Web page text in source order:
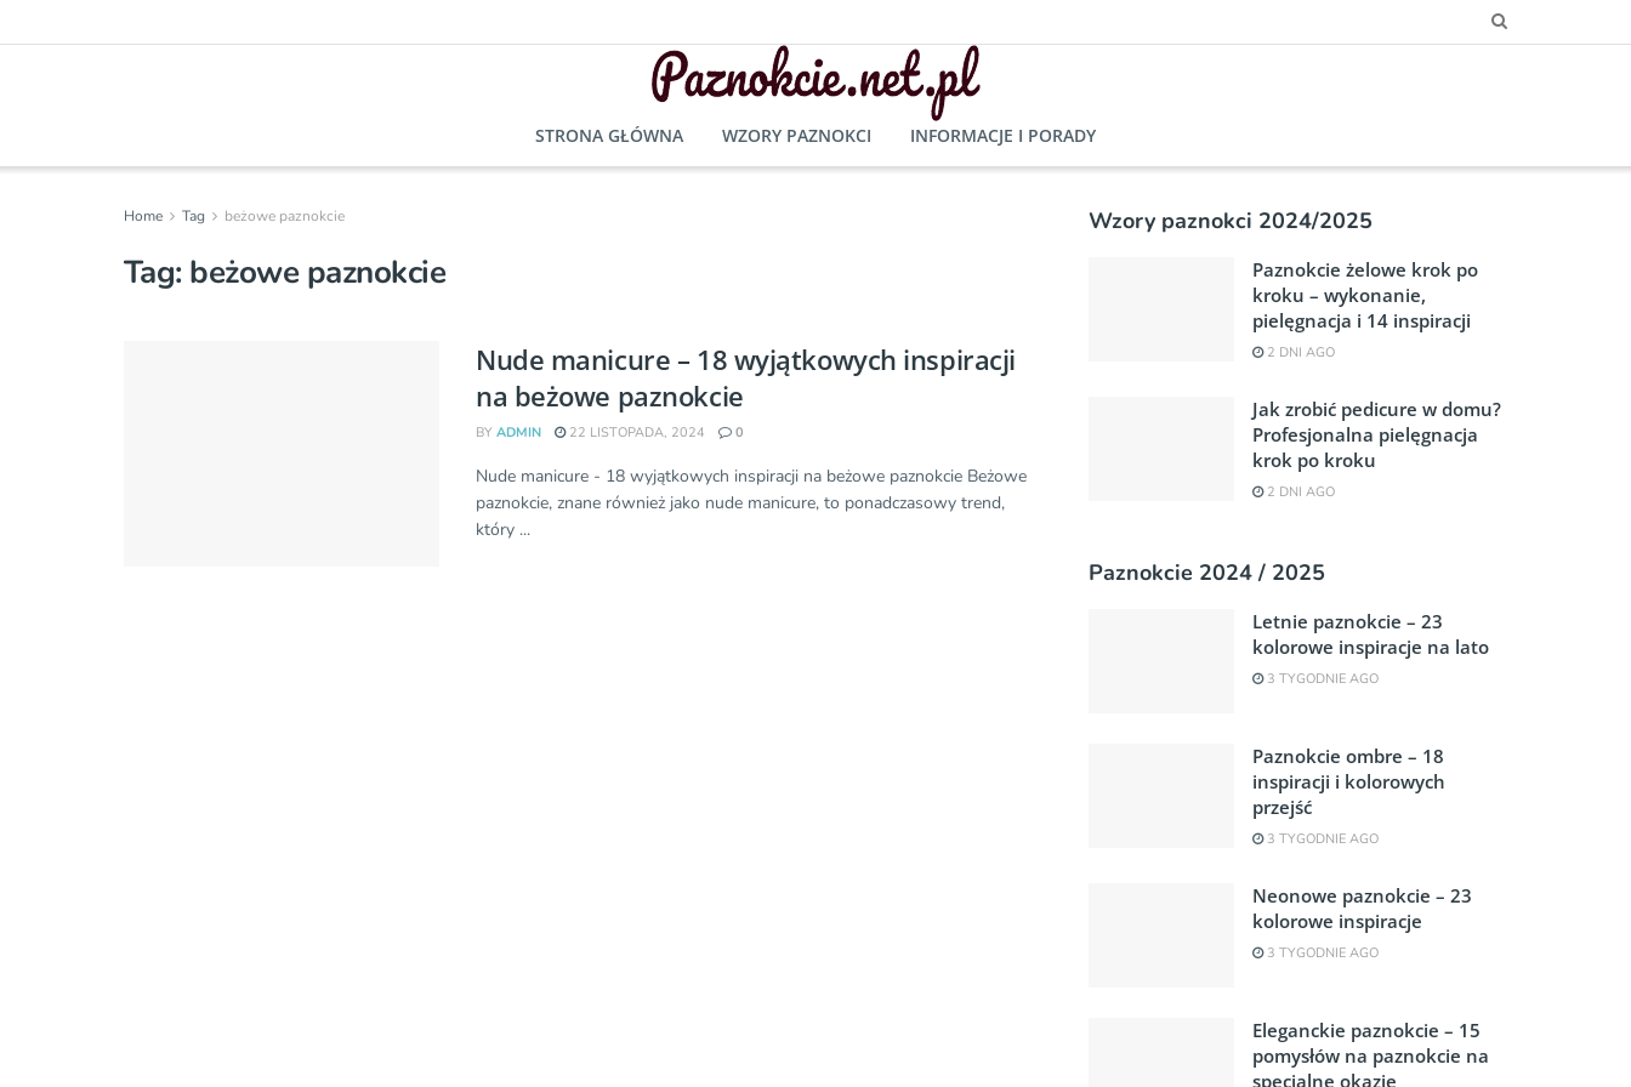
STRONA GŁÓWNA WZORY PAZNOKCI INFORMACJE I PORADY
Home Tag beżowe paznokcie
Tag: beżowe paznokcie
Nude manicure – 18 wyjątkowych inspiracji
na beżowe paznokcie
BY ADMIN 22 LISTOPADA, 2024 0
Nude manicure - 18 wyjątkowych inspiracji na beżowe paznokcie Beżowe
paznokcie, znane również jako nude manicure, to ponadczasowy trend,
który ...
Wzory paznokci 2024/2025
Paznokcie żelowe krok po
kroku – wykonanie,
pielęgnacja i 14 inspiracji
2 DNI AGO
Jak zrobić pedicure w domu?
Profesjonalna pielęgnacja
krok po kroku
2 DNI AGO
Paznokcie 2024 / 2025
Letnie paznokcie – 23
kolorowe inspiracje na lato
3 TYGODNIE AGO
Paznokcie ombre – 18
inspiracji i kolorowych
przejść
3 TYGODNIE AGO
Neonowe paznokcie – 23
kolorowe inspiracje
3 TYGODNIE AGO
Eleganckie paznokcie – 15
pomysłów na paznokcie na
specjalne okazje